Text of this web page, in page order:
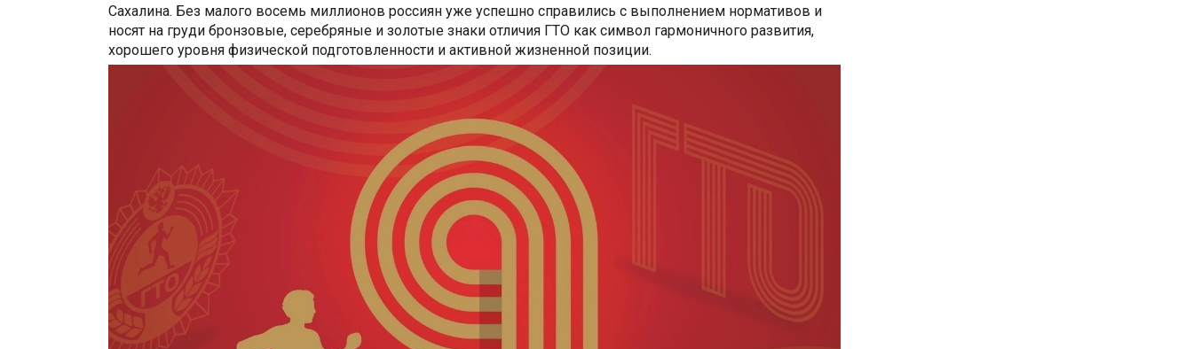
Сахалина. Без малого восемь миллионов россиян уже успешно справились с выполнением нормативов и
носят на груди бронзовые, серебряные и золотые знаки отличия ГТО как символ гармоничного развития,
хорошего уровня физической подготовленности и активной жизненной позиции.